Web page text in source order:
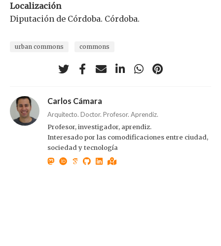
Localización
Diputación de Córdoba. Córdoba.
urban commons commons
Carlos Cámara
Arquitecto. Doctor. Profesor. Aprendiz.
Profesor, investigador, aprendiz.
Interesado por las comodificaciones entre ciudad,
sociedad y tecnología